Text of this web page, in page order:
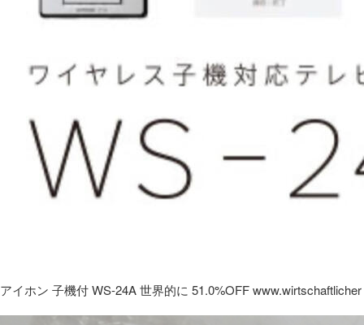
アイホン 子機付 WS-24A 世界的に 51.0%OFF www.wirtschaftlicher